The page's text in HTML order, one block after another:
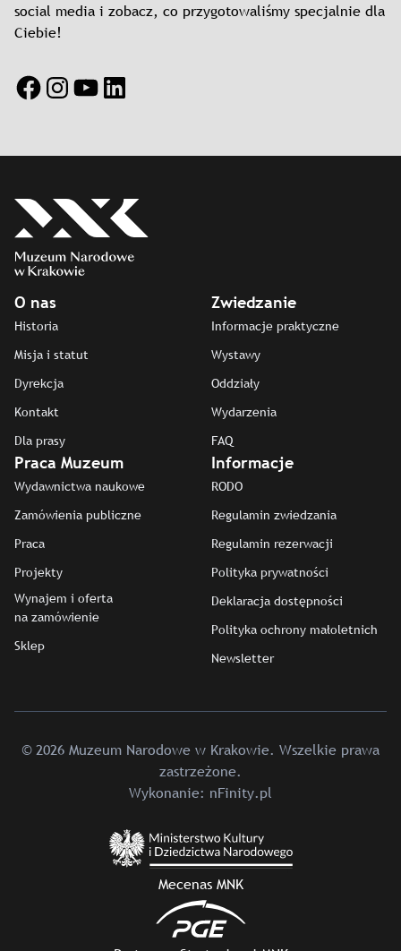
social media i zobacz, co przygotowaliśmy specjalnie dla
Ciebie!
Facebook
Instagram
YouTube
LinkedIn
O nas
Historia
Misja i statut
Dyrekcja
Kontakt
Dla prasy
Zwiedzanie
Informacje praktyczne
Wystawy
Oddziały
Wydarzenia
FAQ
Praca Muzeum
Wydawnictwa naukowe
Zamówienia publiczne
Praca
Projekty
Wynajem i oferta
na zamówienie
Sklep
Informacje
RODO
Regulamin zwiedzania
Regulamin rezerwacji
Polityka prywatności
Deklaracja dostępności
Polityka ochrony małoletnich
Newsletter
© 2026 Muzeum Narodowe w Krakowie. Wszelkie prawa
zastrzeżone.
Wykonanie: nFinity.pl
Mecenas MNK